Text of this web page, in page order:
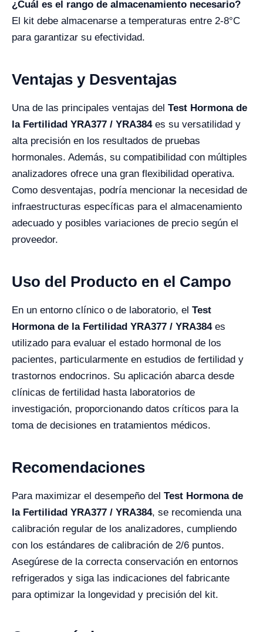
¿Cuál es el rango de almacenamiento necesario?
El kit debe almacenarse a temperaturas entre 2-8°C
para garantizar su efectividad.
Ventajas y Desventajas
Una de las principales ventajas del Test Hormona de
la Fertilidad YRA377 / YRA384es su versatilidad y
alta precisión en los resultados de pruebas
hormonales. Además, su compatibilidad con múltiples
analizadores ofrece una gran flexibilidad operativa.
Como desventajas, podría mencionar la necesidad de
infraestructuras específicas para el almacenamiento
adecuado y posibles variaciones de precio según el
proveedor.
Uso del Producto en el Campo
En un entorno clínico o de laboratorio, el Test
Hormona de la Fertilidad YRA377 / YRA384es
utilizado para evaluar el estado hormonal de los
pacientes, particularmente en estudios de fertilidad y
trastornos endocrinos. Su aplicación abarca desde
clínicas de fertilidad hasta laboratorios de
investigación, proporcionando datos críticos para la
toma de decisiones en tratamientos médicos.
Recomendaciones
Para maximizar el desempeño del Test Hormona de
la Fertilidad YRA377 / YRA384, se recomienda una
calibración regular de los analizadores, cumpliendo
con los estándares de calibración de 2/6 puntos.
Asegúrese de la correcta conservación en entornos
refrigerados y siga las indicaciones del fabricante
para optimizar la longevidad y precisión del kit.